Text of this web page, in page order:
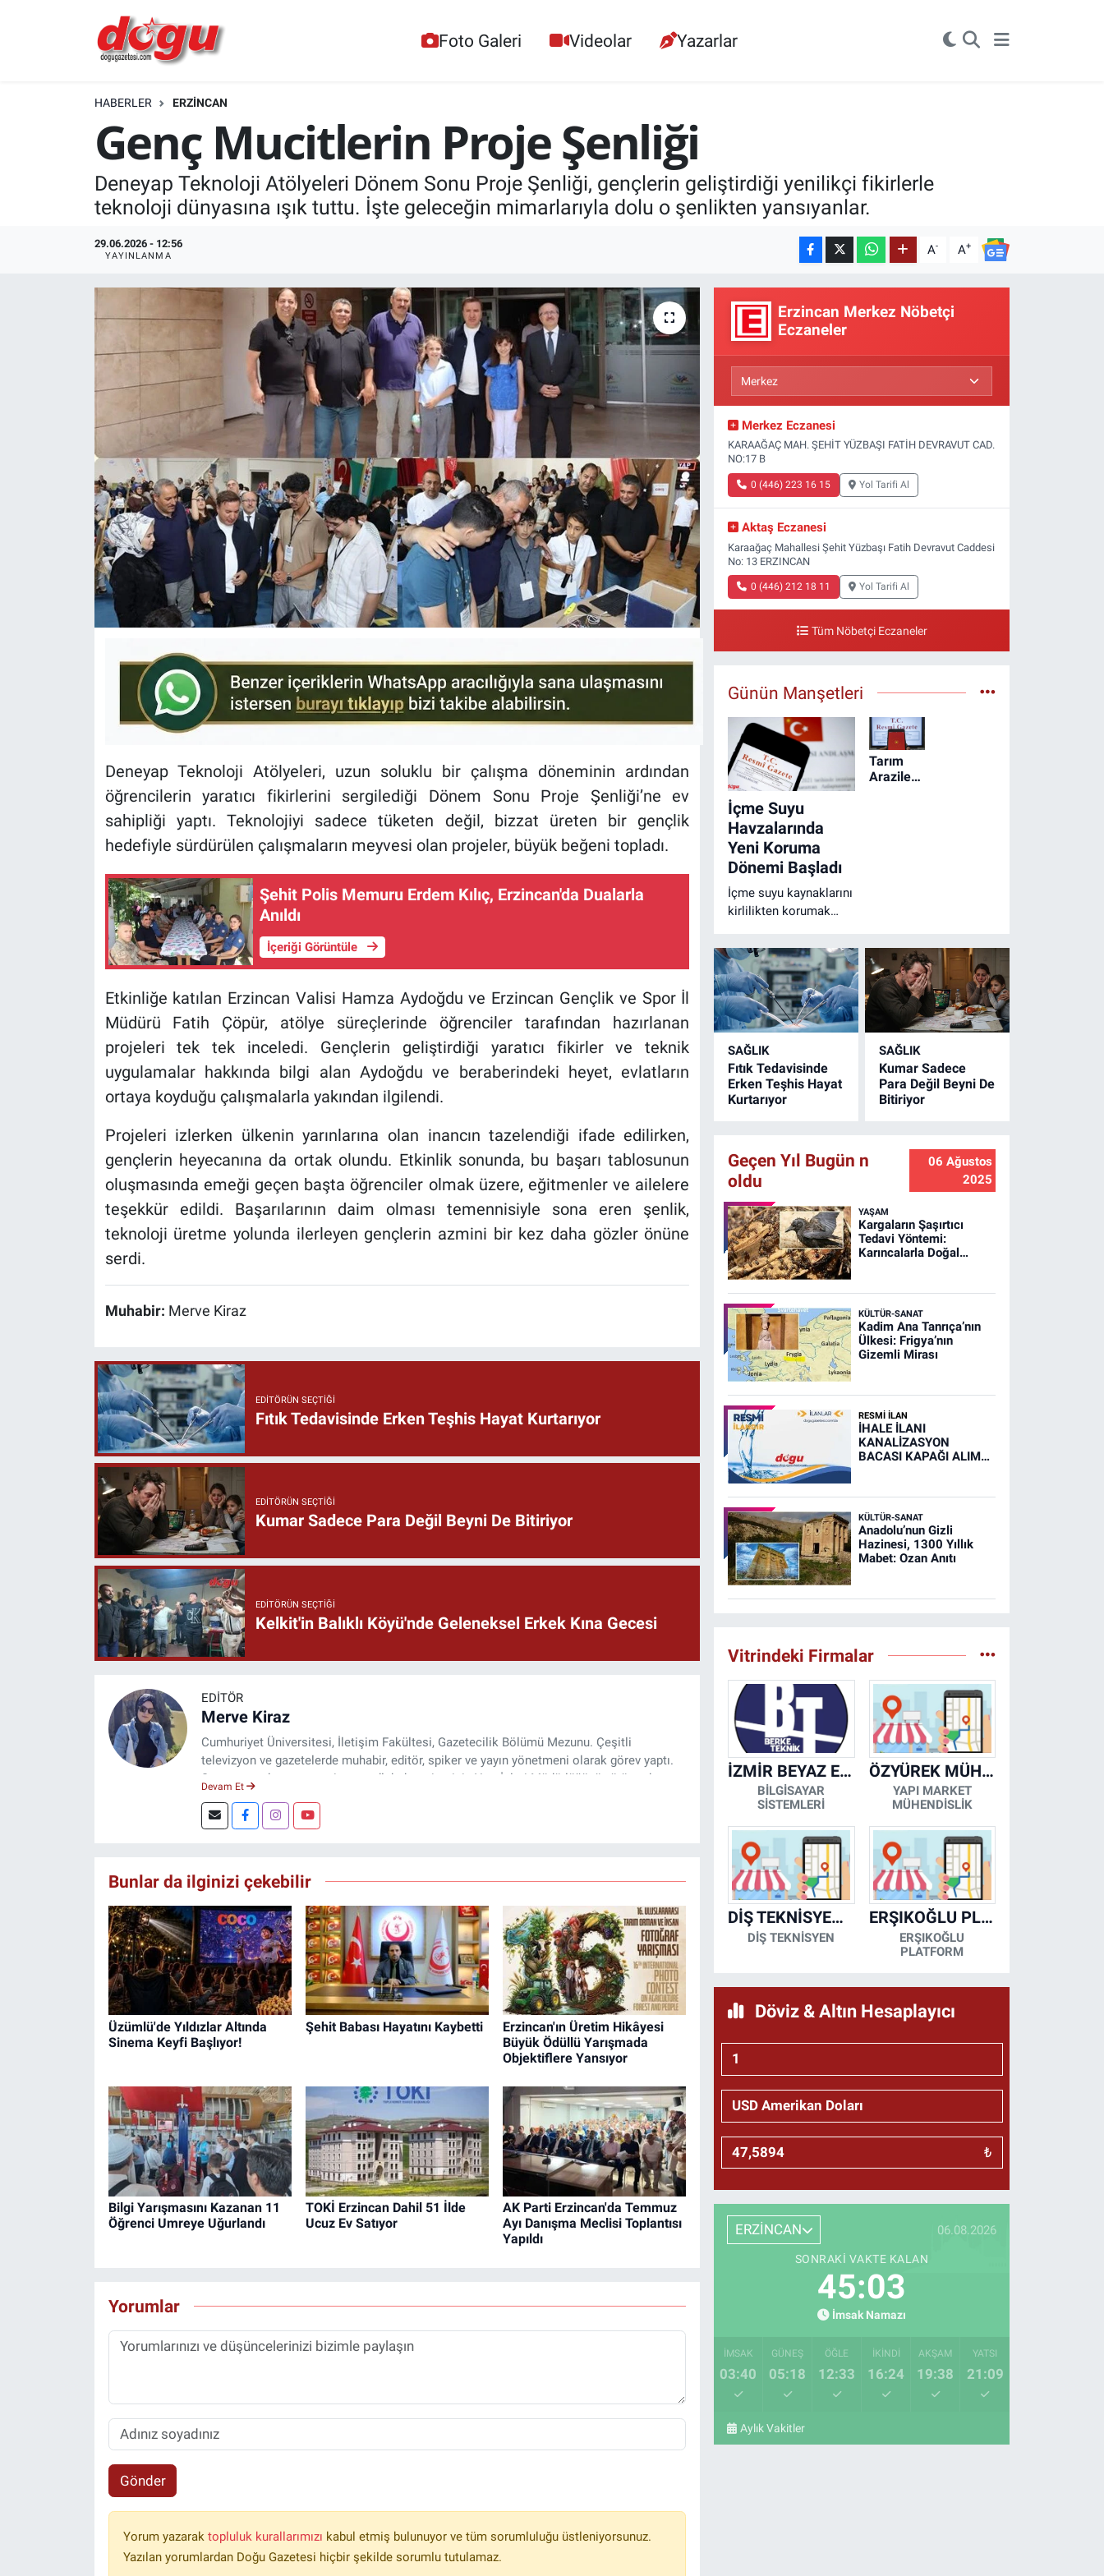
Foto Galeri Videolar Yazarlar
HABERLER ERZINCAN
Genç Mucitlerin Proje Şenliği
Deneyap Teknoloji Atölyeleri Dönem Sonu Proje Şenliği, gençlerin geliştirdiği yenilikçi fikirlerle
teknoloji dünyasına ışık tuttu. İşte geleceğin mimarlarıyla dolu o şenlikten yansıyanlar.
29.06.2026 - 12:56
YAYINLANMA A- A+
Deneyap Teknoloji Atölyeleri, uzun soluklu bir çalışma döneminin ardından
öğrencilerin yaratıcı fikirlerini sergilediği Dönem Sonu Proje Şenliği’ne ev
sahipliği yaptı. Teknolojiyi sadece tüketen değil, bizzat üreten bir gençlik
hedefiyle sürdürülen çalışmaların meyvesi olan projeler, büyük beğeni topladı.
Şehit Polis Memuru Erdem Kılıç, Erzincan'da Dualarla
Anıldı
İçeriği Görüntüle
Etkinliğe katılan Erzincan Valisi Hamza Aydoğdu ve Erzincan Gençlik ve Spor İl
Müdürü Fatih Çöpür, atölye süreçlerinde öğrenciler tarafından hazırlanan
projeleri tek tek inceledi. Gençlerin geliştirdiği yaratıcı fikirler ve teknik
uygulamalar hakkında bilgi alan Aydoğdu ve beraberindeki heyet, evlatların
ortaya koyduğu çalışmalarla yakından ilgilendi.
Projeleri izlerken ülkenin yarınlarına olan inancın tazelendiği ifade edilirken,
gençlerin heyecanına da ortak olundu. Etkinlik sonunda, bu başarı tablosunun
oluşmasında emeği geçen başta öğrenciler olmak üzere, eğitmenler ve ailelere
teşekkür edildi. Başarılarının daim olması temennisiyle sona eren şenlik,
teknoloji üretme yolunda ilerleyen gençlerin azmini bir kez daha gözler önüne
serdi.
Muhabir: Merve Kiraz
EDITÖRÜN SEÇTIĞI
Fıtık Tedavisinde Erken Teşhis Hayat Kurtarıyor
EDITÖRÜN SEÇTIĞI
Kumar Sadece Para Değil Beyni De Bitiriyor
EDITÖRÜN SEÇTIĞI
Kelkit'in Balıklı Köyü'nde Geleneksel Erkek Kına Gecesi
EDITÖR
Merve Kiraz
Cumhuriyet Üniversitesi, İletişim Fakültesi, Gazetecilik Bölümü Mezunu. Çeşitli
televizyon ve gazetelerde muhabir, editör, spiker ve yayın yönetmeni olarak görev yaptı.
Şuan, www.dogugazetesi.com adlı haber sitesinin Yazı İşleri Müdürlüğünü yürütmekte.
Devam Et
Bunlar da ilginizi çekebilir
Üzümlü'de Yıldızlar Altında
Sinema Keyfi Başlıyor!
Şehit Babası Hayatını Kaybetti
Erzincan'ın Üretim Hikâyesi
Büyük Ödüllü Yarışmada
Objektiflere Yansıyor
Bilgi Yarışmasını Kazanan 11
Öğrenci Umreye Uğurlandı
TOKİ Erzincan Dahil 51 İlde
Ucuz Ev Satıyor
AK Parti Erzincan'da Temmuz
Ayı Danışma Meclisi Toplantısı
Yapıldı
Yorumlar
Gönder
Yorum yazarak topluluk kurallarımızı kabul etmiş bulunuyor ve tüm sorumluluğu üstleniyorsunuz.
Yazılan yorumlardan Doğu Gazetesi hiçbir şekilde sorumlu tutulamaz.
Erzincan Merkez Nöbetçi
Eczaneler
Merkez Eczanesi
KARAAĞAÇ MAH. ŞEHİT YÜZBAŞI FATİH DEVRAVUT CAD.
NO:17 B
0 (446) 223 16 15 Yol Tarifi Al
Aktaş Eczanesi
Karaağaç Mahallesi Şehit Yüzbaşı Fatih Devravut Caddesi
No: 13 ERZINCAN
0 (446) 212 18 11 Yol Tarifi Al
Tüm Nöbetçi Eczaneler
Günün Manşetleri
İçme Suyu
Havzalarında
Yeni Koruma
Dönemi Başladı
İçme suyu kaynaklarını
kirlilikten korumak
yeni kurallar yürürlüğe
girdi. Baraj ve
göllerdeki birçok
faaliyete sıkı
kısıtlamalar geldi.
Tarım
Arazilerinde
SAĞLIK
Fıtık Tedavisinde
Erken Teşhis Hayat
Kurtarıyor
SAĞLIK
Kumar Sadece
Para Değil Beyni De
Bitiriyor
Geçen Yıl Bugün n
oldu
06 Ağustos
2025
YAŞAM
Kargaların Şaşırtıcı
Tedavi Yöntemi:
Karıncalarla Doğal
KÜLTÜR-SANAT
Kadim Ana Tanrıça’nın
Ülkesi: Frigya’nın
Gizemli Mirası
RESMİ İLAN
İHALE İLANI
KANALİZASYON
BACASI KAPAĞI ALIM
KÜLTÜR-SANAT
Anadolu’nun Gizli
Hazinesi, 1300 Yıllık
Mabet: Ozan Anıtı
Vitrindeki Firmalar
İZMİR BEYAZ EŞYA KLİMA KOMBİ SERVİSİ
BİLGİSAYAR
SİSTEMLERİ
ÖZYÜREK MÜHENDİSLİK
YAPI MARKET
MÜHENDİSLİK
DİŞ TEKNİSYENİ- MESUT KORKMAZ
DİŞ TEKNİSYEN
ERŞIKOĞLU PLATFORM
ERŞIKOĞLU
PLATFORM
Döviz & Altın Hesaplayıcı
₺
ERZİNCAN 06.08.2026
SONRAKI VAKTE KALAN
45:02
İmsak Namazı
İMSAK
03:40
GÜNEŞ
05:18
ÖĞLE
12:33
İKINDI
16:24
AKŞAM
19:38
YATSI
21:09
Aylık Vakitler
ERZINCAN
GÜNDEM
ERZİNCAN FOTOĞRAFLARI
Bilim, teknoloji
KÜLTÜR-SANAT
Politika
RESMİ İLAN